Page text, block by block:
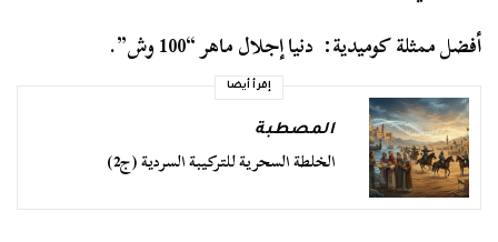
أفضل ممثلة كوميدية: دنيا إجلال ماهر “100 وش”.
إقرأ أيضا
المصطبة
الخلطة السحرية للتركيبة السردية (ج2)